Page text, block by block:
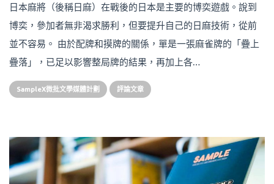
日本麻將（後稱日麻）在戰後的日本是主要的博奕遊戲。說到
博奕，參加者無非渴求勝利，但要提升自己的日麻技術，從前
並不容易。 由於配牌和摸牌的關係，單是一張麻雀牌的「疊上
疊落」，已足以影響整局牌的結果，再加上各…
SampleX微批文學媒體計劃 評論文章